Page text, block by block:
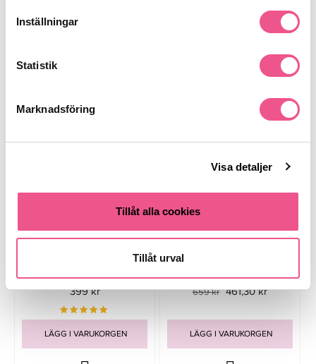
Inställningar
Statistik
Marknadsföring
Visa detaljer
Tillåt alla cookies
Tillåt urval
Hår
399 kr
LÄGG I VARUKORGEN
659 kr 461,30 kr
LÄGG I VARUKORGEN